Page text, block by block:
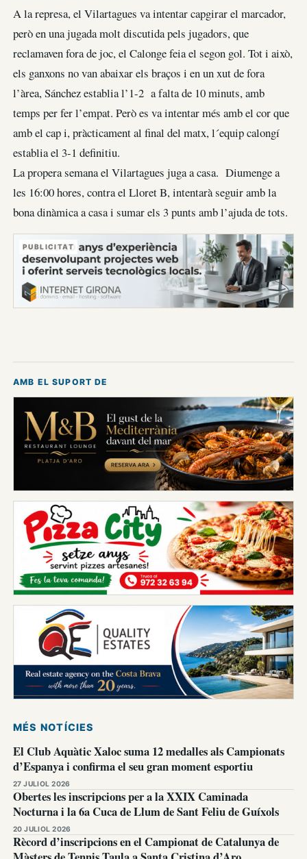
A la represa, el Vilartagues va intentar capgirar el marcador,
però en una jugada molt discutida pels jugadors, que
reclamaven fora de joc, el Calonge feia el segon gol. Tot i això,
els ganxons no van abaixar els braços i en un xut de fora
l’àrea, Sánchez establia l’1-2 a falta de 10 minuts, amb
temps per fer l’empat. Però es va intentar més amb el cor que
amb el cap i, pràcticament al final del matx, l´equip calongí
establia el 3-1 definitiu.
La propera semana el Vilartagues juga a casa. Diumenge a
les 16:00 hores, contra el Lloret B, intentarà seguir amb la
bona dinàmica a casa i sumar els 3 punts amb l’ajuda de tots.
PUBLICITAT
AMB EL SUPORT DE
MÉS NOTÍCIES
El Club Aquàtic Xaloc suma 12 medalles als Campionats
d’Espanya i confirma el seu gran moment esportiu
27 JULIOL 2026
Obertes les inscripcions per a la XXIX Caminada
Nocturna i la 6a Cuca de Llum de Sant Feliu de Guíxols
20 JULIOL 2026
Rècord d’inscripcions en el Campionat de Catalunya de